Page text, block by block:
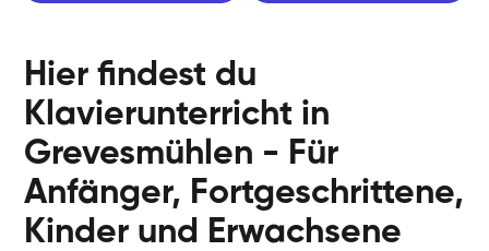
Hier findest du
Klavierunterricht in
Grevesmühlen - Für
Anfänger, Fortgeschrittene,
Kinder und Erwachsene